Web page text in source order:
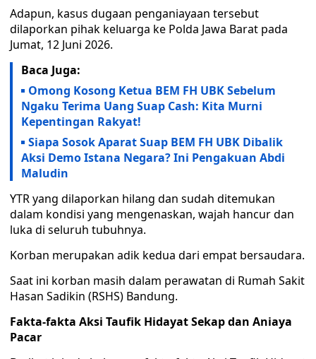
Adapun, kasus dugaan penganiayaan tersebut
dilaporkan pihak keluarga ke Polda Jawa Barat pada
Jumat, 12 Juni 2026.
Baca Juga:
Omong Kosong Ketua BEM FH UBK Sebelum
Ngaku Terima Uang Suap Cash: Kita Murni
Kepentingan Rakyat!
Siapa Sosok Aparat Suap BEM FH UBK Dibalik
Aksi Demo Istana Negara? Ini Pengakuan Abdi
Maludin
YTR yang dilaporkan hilang dan sudah ditemukan
dalam kondisi yang mengenaskan, wajah hancur dan
luka di seluruh tubuhnya.
Korban merupakan adik kedua dari empat bersaudara.
Saat ini korban masih dalam perawatan di Rumah Sakit
Hasan Sadikin (RSHS) Bandung.
Fakta-fakta Aksi Taufik Hidayat Sekap dan Aniaya
Pacar